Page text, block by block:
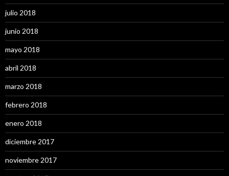
julio 2018
junio 2018
mayo 2018
abril 2018
marzo 2018
febrero 2018
enero 2018
diciembre 2017
noviembre 2017